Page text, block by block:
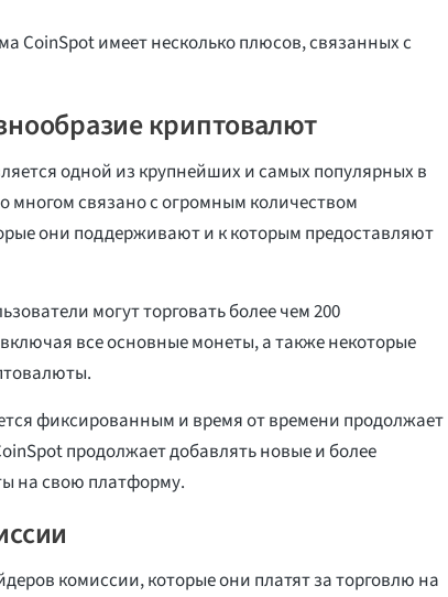
CoinSpot имеет несколько плюсов, связанных с
криптовалют
одной из крупнейших и самых популярных в
многом связано с огромным количеством
они поддерживают и к которым предоставляют
могут торговать более чем 200
все основные монеты, а также некоторые
фиксированным и время от времени продолжает
продолжает добавлять новые и более
на свою платформу.
комиссии, которые они платят за торговлю на